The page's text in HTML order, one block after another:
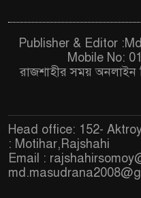
Publisher & Editor
Mobile No:
রাজশাহীর সময় অনলাইন
Head office: 152-
: Motihar,Rajshahi
Email :